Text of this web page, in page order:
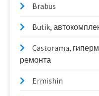
Brabus
Butik,
Castorama,
ремонта
Ermishin